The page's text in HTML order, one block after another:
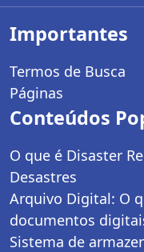
Importantes
Termos de Busca
Páginas
Conteúdos
O que é Disaster
Desastres
Arquivo Digital: O
documentos
Sistema de